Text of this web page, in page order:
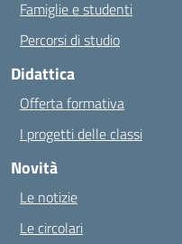
Famiglie e studenti
Percorsi di studio
Didattica
Offerta formativa
I progetti delle classi
Novità
Le notizie
Le circolari